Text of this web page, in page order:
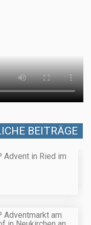
BEITRÄGE
Advent in Ried im
Adventmarkt am